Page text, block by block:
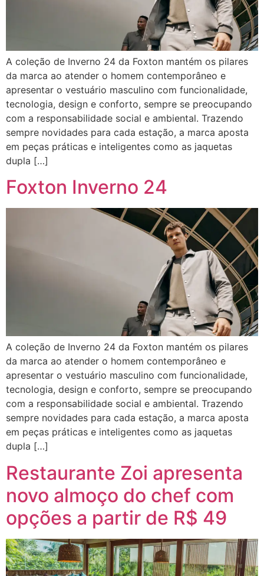
A coleção de Inverno 24 da Foxton mantém os pilares
da marca ao atender o homem contemporâneo e
apresentar o vestuário masculino com funcionalidade,
tecnologia, design e conforto, sempre se preocupando
com a responsabilidade social e ambiental. Trazendo
sempre novidades para cada estação, a marca aposta
em peças práticas e inteligentes como as jaquetas
dupla […]
Foxton Inverno 24
A coleção de Inverno 24 da Foxton mantém os pilares
da marca ao atender o homem contemporâneo e
apresentar o vestuário masculino com funcionalidade,
tecnologia, design e conforto, sempre se preocupando
com a responsabilidade social e ambiental. Trazendo
sempre novidades para cada estação, a marca aposta
em peças práticas e inteligentes como as jaquetas
dupla […]
Restaurante Zoi apresenta
novo almoço do chef com
opções a partir de R$ 49